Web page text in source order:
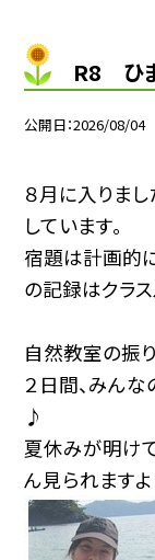
R8 ひ
公開日 2026/08/04
８月に入りま
しています。
宿題は計画的
の記録はクラ
自然教室の振り
２日間、みん
♪
夏休みが明け
ん見られますよ